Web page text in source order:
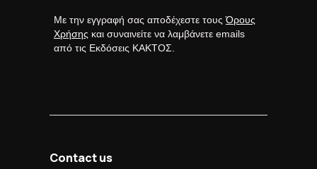
Με την εγγραφή σας αποδέχεστε τουςΌρους
Χρήσης και συναινείτε να λαμβάνετε emails
από τις Εκδόσεις ΚΑΚΤΟΣ.
Contact us